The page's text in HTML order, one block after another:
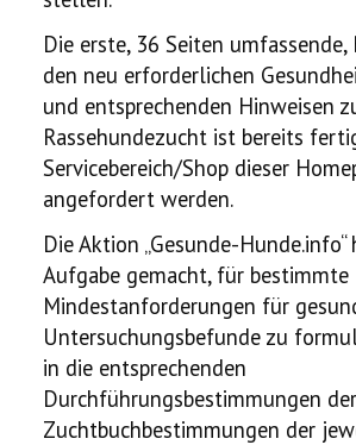
Die erste, 36 Seiten
den neu erforderlichen
und entsprechenden Hinweisen
Rassehundezucht ist bereits
Servicebereich/Shop dieser
angefordert werden.
Die Aktion „Gesunde-
Aufgabe gemacht, für bestimmte
Mindestanforderungen für
Untersuchungsbefunde zu
in die entsprechenden
Durchführungsbestimmungen
Zuchtbuchbestimmungen der